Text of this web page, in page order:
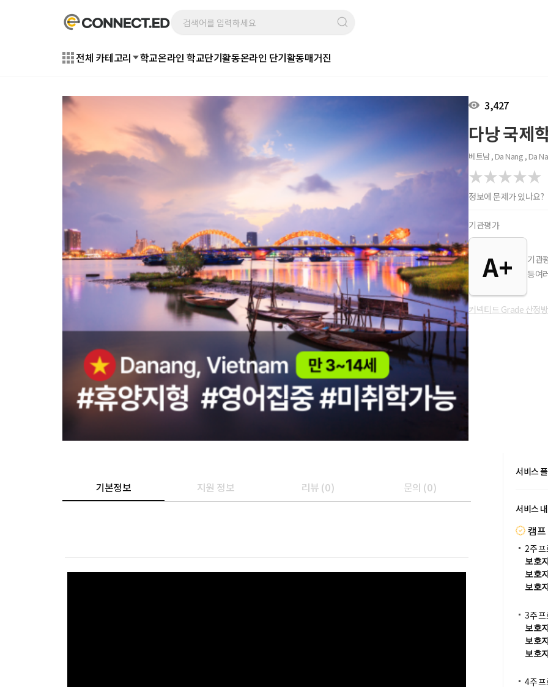
전체 카테고리 학교온라인 학교단기활동온라인 단기활동매거진
3,427
다낭 국제
베트남 , Da Nang , Da
정보에 문제가 있나요?
기관평가
A+
기관
등여
커넥티드 Grade 산정
기본정보 지원 정보 리뷰 (0) 문의 (0)
서비스
서비스
캠프
2주
보호
보호
보호
3주
보호
보호
보호
4주